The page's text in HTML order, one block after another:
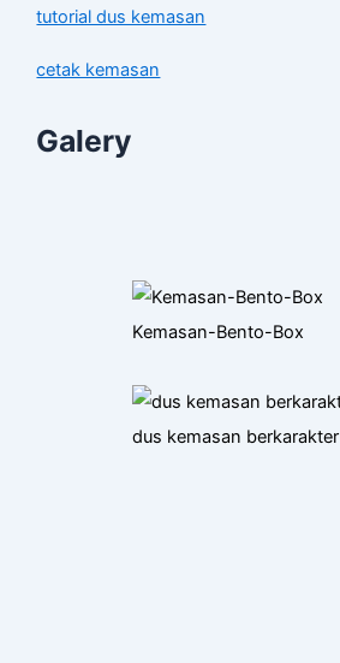
tutorial dus kemasan
cetak kemasan
Galery
Kemasan-Bento-Box
dus kemasan berkarakter